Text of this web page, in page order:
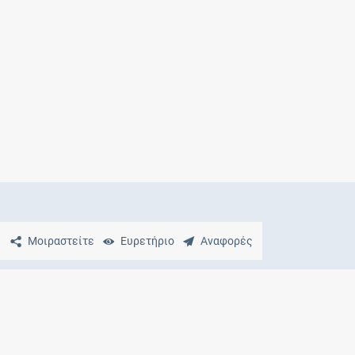
Μοιραστείτε Ευρετήριο Αναφορές